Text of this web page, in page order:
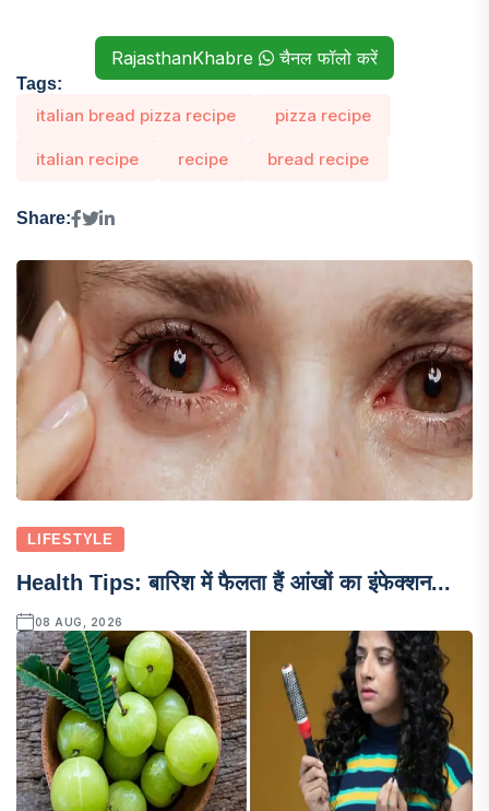
RajasthanKhabre चैनल फॉलो करें
Tags:
italian bread pizza recipe pizza recipe
italian recipe recipe bread recipe
Share:
LIFESTYLE
Health Tips: बारिश में फैलता हैं आंखों का इंफेक्शन...
08 AUG, 2026